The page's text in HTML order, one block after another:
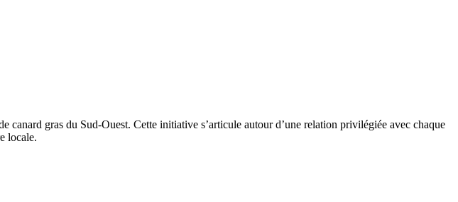
gras du Sud-Ouest. Cette initiative s’articule autour d’une relation privilégiée avec chaque
locale.